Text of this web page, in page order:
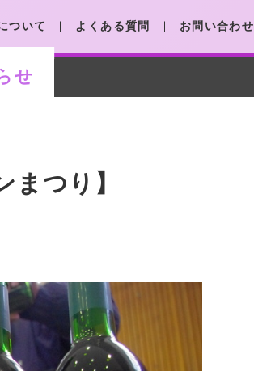
ついて よくある質問 お問い合わせ
せ
まつり】